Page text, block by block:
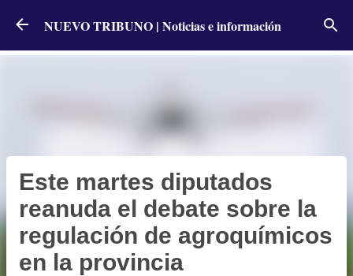
Ir al contenido principal
NUEVO TRIBUNO | Noticias e información
Este martes diputados
reanuda el debate sobre la
regulación de agroquímicos
en la provincia